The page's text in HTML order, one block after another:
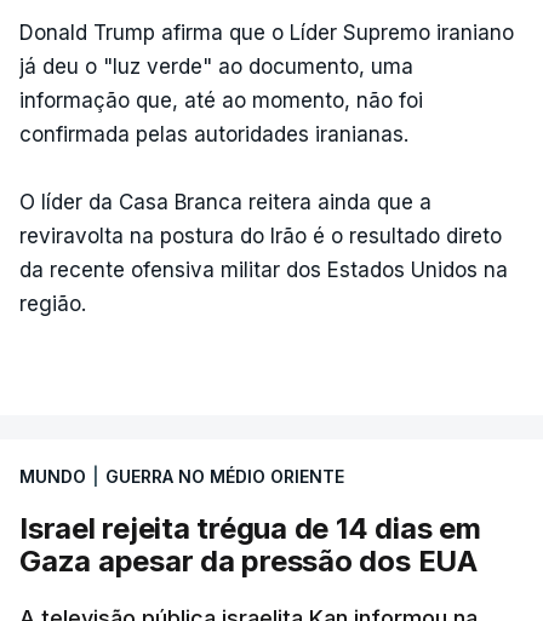
Donald Trump afirma que o Líder Supremo iraniano
já deu o "luz verde" ao documento, uma
informação que, até ao momento, não foi
confirmada pelas autoridades iranianas.
O líder da Casa Branca reitera ainda que a
reviravolta na postura do Irão é o resultado direto
da recente ofensiva militar dos Estados Unidos na
região.
MUNDO GUERRA NO MÉDIO ORIENTE
Israel rejeita trégua de 14 dias em
Gaza apesar da pressão dos EUA